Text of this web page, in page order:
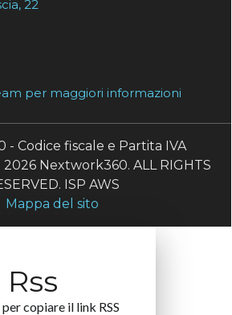
22
per maggiori informazioni
- Codice fiscale e Partita IVA
Nextwork360. ALL RIGHTS
ISP AWS
Mappa del sito
copiare il link RSS